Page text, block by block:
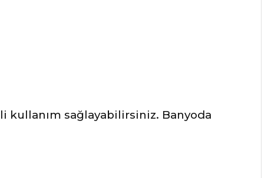
kullanım sağlayabilirsiniz. Banyoda